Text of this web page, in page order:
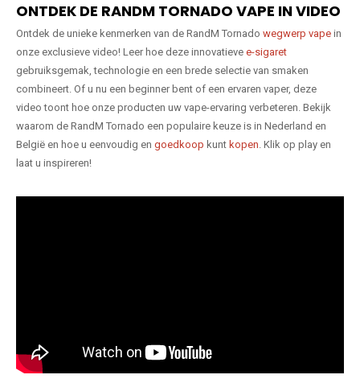
ONTDEK DE RANDM TORNADO VAPE IN VIDEO
Ontdek de unieke kenmerken van de RandM Tornado wegwerp vape in
onze exclusieve video! Leer hoe deze innovatieve e-sigaret
gebruiksgemak, technologie en een brede selectie van smaken
combineert. Of u nu een beginner bent of een ervaren vaper, deze
video toont hoe onze producten uw vape-ervaring verbeteren. Bekijk
waarom de RandM Tornado een populaire keuze is in Nederland en
België en hoe u eenvoudig en goedkoop kunt kopen. Klik op play en
laat u inspireren!